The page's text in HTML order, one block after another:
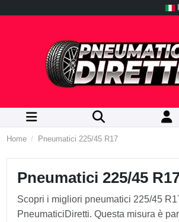
Home Pneumatici 225/45 R17
Pneumatici 225/45
Scopri i migliori pneumatici 225/45
PneumaticiDiretti. Questa misura è